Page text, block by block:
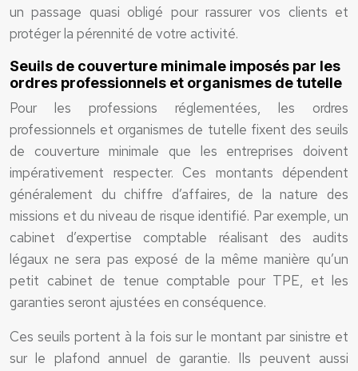
un passage quasi obligé pour rassurer vos clients et
protéger la pérennité de votre activité.
Seuils de couverture minimale imposés par les
ordres professionnels et organismes de tutelle
Pour les professions réglementées, les ordres
professionnels et organismes de tutelle fixent des seuils
de couverture minimale que les entreprises doivent
impérativement respecter. Ces montants dépendent
généralement du chiffre d’affaires, de la nature des
missions et du niveau de risque identifié. Par exemple, un
cabinet d’expertise comptable réalisant des audits
légaux ne sera pas exposé de la même manière qu’un
petit cabinet de tenue comptable pour TPE, et les
garanties seront ajustées en conséquence.
Ces seuils portent à la fois sur le montant par sinistre et
sur le plafond annuel de garantie. Ils peuvent aussi